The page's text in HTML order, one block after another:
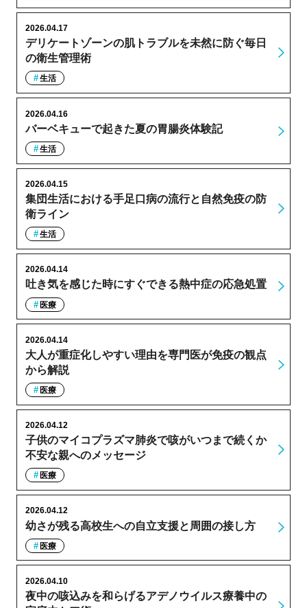
デリケートゾーンの肌トラブルを未然に防ぐ毎日
の衛生管理術
2026.04.17
生活
バーベキューで起きた夏の胃腸炎体験記
2026.04.16
生活
集団生活における手足口病の流行と自然免疫の防
衛ライン
2026.04.15
生活
吐き気を感じた時にすぐできる熱中症の応急処置
2026.04.14
医療
大人が重症化しやすい理由を専門医が免疫の観点
から解説
2026.04.14
医療
子供のマイコプラズマ肺炎で咳がいつまで続くか
不安な親へのメッセージ
2026.04.12
医療
幼さが残る高校生への自立支援と周囲の接し方
2026.04.12
医療
夜中の咳込みを和らげるアデノウイルス療養中の
2026.04.10